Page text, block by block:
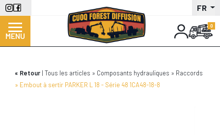
Aller
au
contenu
principal
FR
MENU
Retour Tous les articles Composants hydrauliques
Raccords
Embout à sertir PARKER L 18 - Série 48 1CA48-18-8